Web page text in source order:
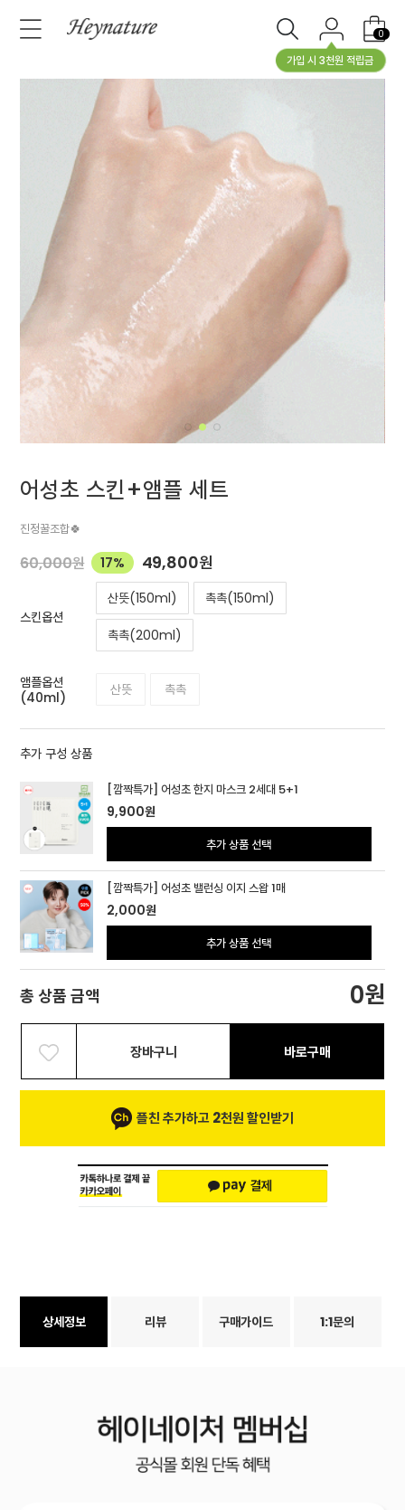
가입 시 3천원 적립금
0
어성초 스킨+앰플 세트
진정꿀조합🍀
60,000원 17% 49,800원
스킨옵션
산뜻(150ml) 촉촉(150ml)
촉촉(200ml)
앰플옵션
(40ml)
산뜻 촉촉
추가 구성 상품
[깜짝특가] 어성초 한지 마스크 2세대 5+1
9,900원
추가 상품 선택
[깜짝특가] 어성초 밸런싱 이지 스왑 1매
2,000원
추가 상품 선택
총 상품 금액 0원
장바구니 바로구매
플친 추가하고 2천원 할인받기
상세정보 리뷰 구매가이드 1:1문의